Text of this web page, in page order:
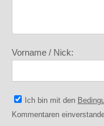
Vorname / Nick:
Ich bin mit den
Kommentaren